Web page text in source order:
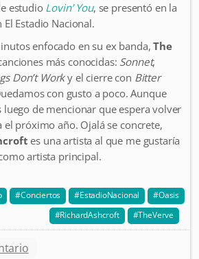
estudio Lovin’ You, se presentó en la
El Estadio Nacional.
enfocado en su ex banda,The
más conocidas: Sonnet,
Don’t Worky el cierre con Bitter
con gusto a poco. Aunque
de mencionar que espera volver
próximo año. Ojalá se concrete,
es una artista al que me gustaría
artista principal.
Conciertos EstadioNacional
Oasis
RichardAshcroft
TheVerve